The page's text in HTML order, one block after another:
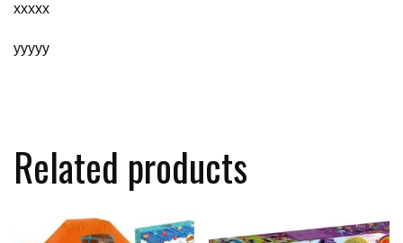
xxxxx
yyyyy
Related products